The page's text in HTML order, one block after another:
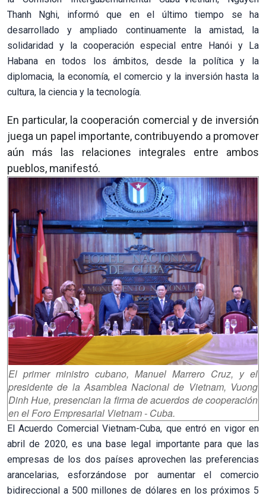
Thanh Nghi, informó que en el último tiempo se ha
desarrollado y ampliado continuamente la amistad, la
solidaridad y la cooperación especial entre Hanói y La
Habana en todos los ámbitos, desde la política y la
diplomacia, la economía, el comercio y la inversión hasta la
cultura, la ciencia y la tecnología.
En particular, la cooperación comercial y de inversión
juega un papel importante, contribuyendo a promover
aún más las relaciones integrales entre ambos
pueblos, manifestó.
El primer ministro cubano, Manuel Marrero Cruz, y el
presidente de la Asamblea Nacional de Vietnam, Vuong
Dinh Hue, presencian la firma de acuerdos de cooperación
en el Foro Empresarial Vietnam - Cuba.
El Acuerdo Comercial Vietnam-Cuba, que entró en vigor en
abril de 2020, es una base legal importante para que las
empresas de los dos países aprovechen las preferencias
arancelarias, esforzándose por aumentar el comercio
bidireccional a 500 millones de dólares en los próximos 5